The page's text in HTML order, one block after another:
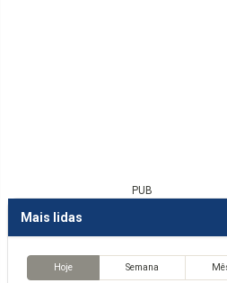
PUB
Mais lidas
Hoje Semana